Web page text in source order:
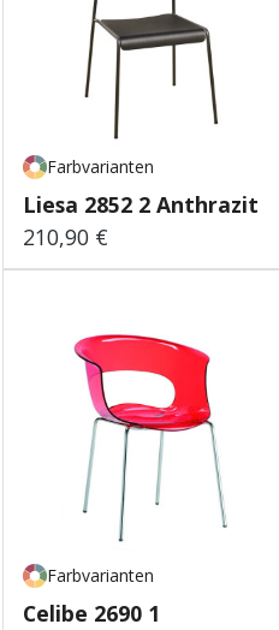
Farbvarianten
Liesa 2852 2 Anthrazit
Regulärer Preis:
210,90 €
Farbvarianten
Celibe 2690 1